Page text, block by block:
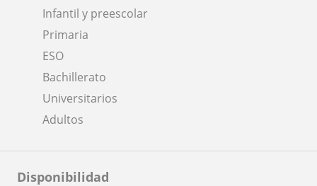
Infantil y preescolar
Primaria
ESO
Bachillerato
Universitarios
Adultos
Disponibilidad